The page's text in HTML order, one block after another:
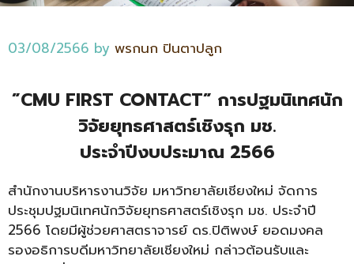
03/08/2566 by พรกนก ปินตาปลูก
”CMU FIRST CONTACT” การปฐมนิเทศนัก
วิจัยยุทธศาสตร์เชิงรุก มช.
ประจำปีงบประมาณ 2566
สำนักงานบริหารงานวิจัย มหาวิทยาลัยเชียงใหม่ จัดการ
ประชุมปฐมนิเทศนักวิจัยยุทธศาสตร์เชิงรุก มช. ประจำปี
2566 โดยมีผู้ช่วยศาสตราจารย์ ดร.ปิติพงษ์ ยอดมงคล
รองอธิการบดีมหาวิทยาลัยเชียงใหม่ กล่าวต้อนรับและ